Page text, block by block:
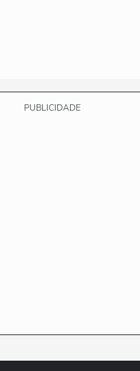
PUBLICIDADE